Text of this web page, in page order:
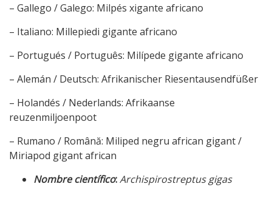
– Gallego / Galego: Milpés xigante africano
– Italiano: Millepiedi gigante africano
– Portugués / Português: Milípede gigante africano
– Alemán / Deutsch: Afrikanischer Riesentausendfüßer
– Holandés / Nederlands: Afrikaanse
reuzenmiljoenpoot
– Rumano / Română: Miliped negru african gigant /
Miriapod gigant african
Nombre científico:Archispirostreptus gigas